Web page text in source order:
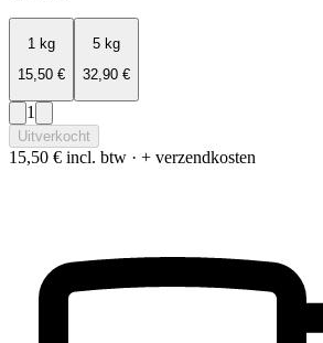
1 kg
15,50 €
5 kg
32,90 €
1
Uitverkocht
15,50 € incl. btw · + verzendkosten